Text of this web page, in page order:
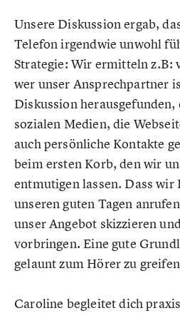
Unsere Diskussion ergab,
Telefon irgendwie unwohl
Strategie: Wir ermitteln z.B:
wer unser Ansprechpartner
Diskussion herausgefunden,
sozialen Medien, die
auch persönliche Kontakte
beim ersten Korb, den wir
entmutigen lassen. Dass wir
unseren guten Tagen
unser Angebot skizzieren
vorbringen. Eine gute
gelaunt zum Hörer zu
Caroline begleitet dich